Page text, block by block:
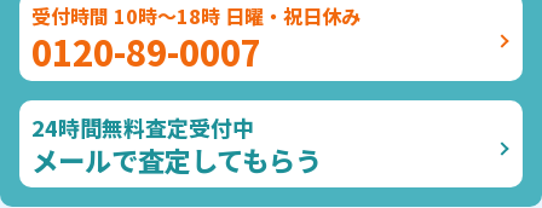
受付時間 10時～18時 日曜・祝日休み
0120-89-0007
24時間無料査定受付中
メールで査定してもらう